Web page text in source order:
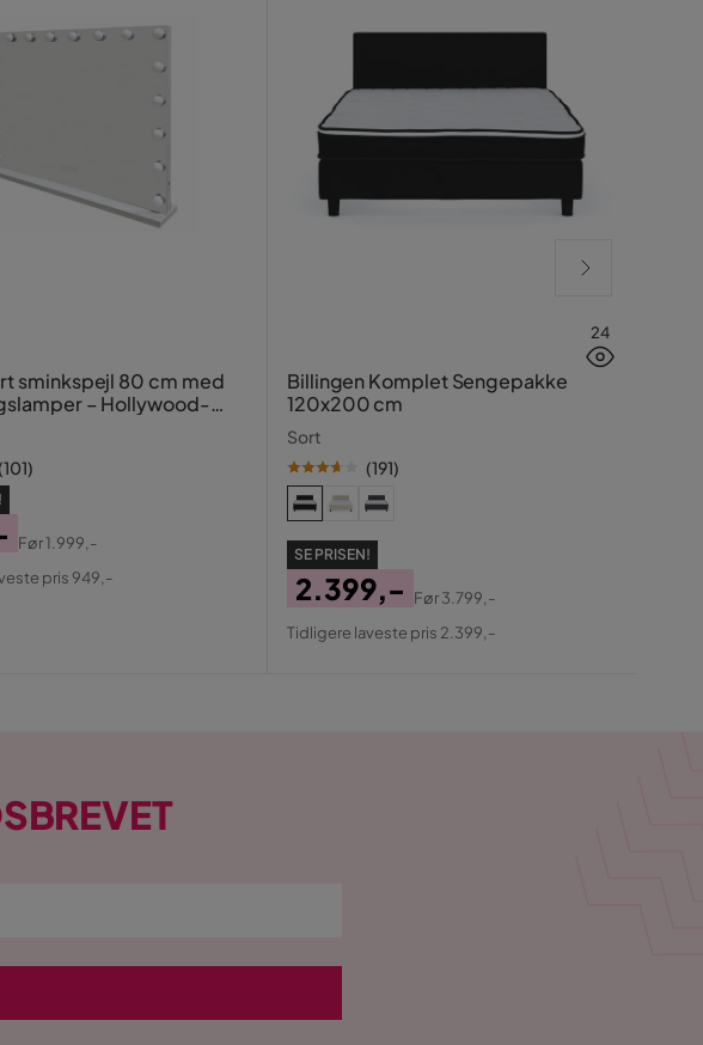
sminkspejl 80 cm med
– Hollywood-
USB-opladning
(101)
Før1.999,-
pris 949,-
24
Billingen Komplet Sengepakke
120x200 cm
Sort
(191)
SE PRISEN!
Pris
2.399,-
Original
Før3.799,-
Tidligere laveste pris 2.399,-